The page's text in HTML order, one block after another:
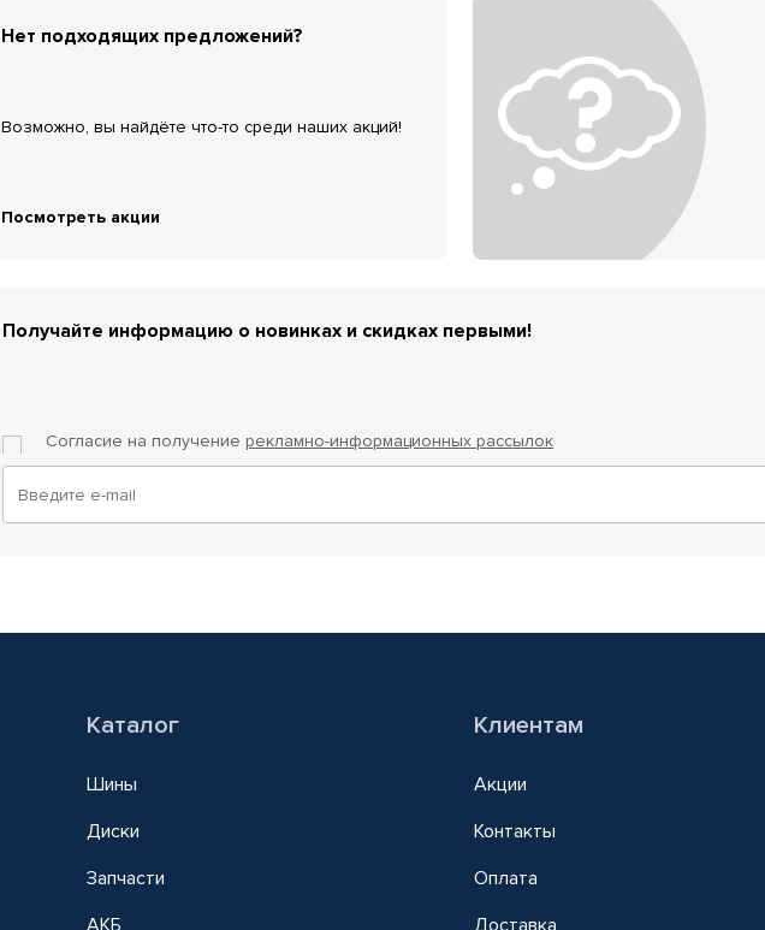
Нет подходящих предложений?
Возможно, вы найдёте что-то среди наших акций!
Посмотреть акции
Получайте информацию о новинках и скидках первыми!
Согласие на получение рекламно-информационных рассылок
Каталог
Шины
Диски
Запчасти
АКБ
Клиентам
Акции
Контакты
Оплата
Доставка